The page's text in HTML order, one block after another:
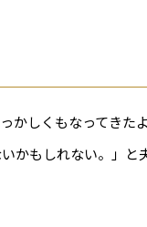
かしくもなってきた
かもしれない。」